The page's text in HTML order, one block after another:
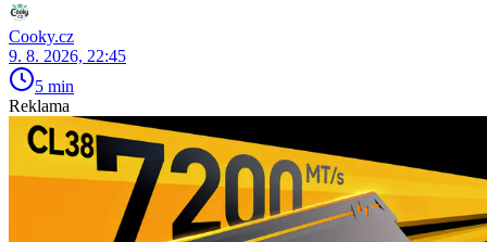
Cooky.cz
9. 8. 2026, 22:45
5 min
Reklama